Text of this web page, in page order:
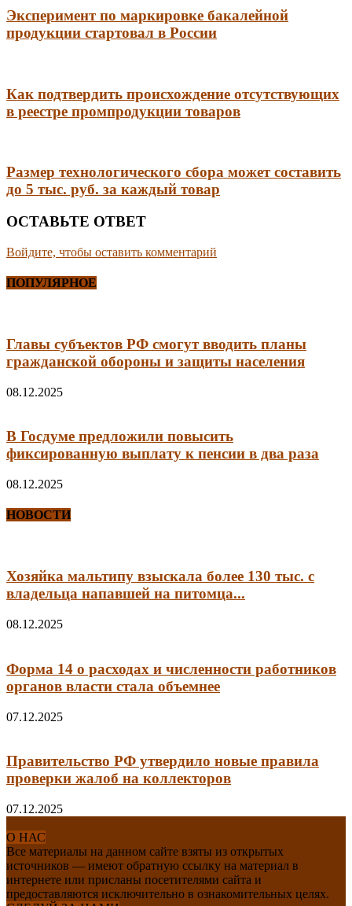
Эксперимент по маркировке бакалейной
продукции стартовал в России
Как подтвердить происхождение отсутствующих
в реестре промпродукции товаров
Размер технологического сбора может составить
до 5 тыс. руб. за каждый товар
ОСТАВЬТЕ ОТВЕТ
Войдите, чтобы оставить комментарий
ПОПУЛЯРНОЕ
Главы субъектов РФ смогут вводить планы
гражданской обороны и защиты населения
08.12.2025
В Госдуме предложили повысить
фиксированную выплату к пенсии в два раза
08.12.2025
НОВОСТИ
Хозяйка мальтипу взыскала более 130 тыс. с
владельца напавшей на питомца...
08.12.2025
Форма 14 о расходах и численности работников
органов власти стала объемнее
07.12.2025
Правительство РФ утвердило новые правила
проверки жалоб на коллекторов
07.12.2025
О НАС
Все материалы на данном сайте взяты из открытых
источников — имеют обратную ссылку на материал в
интернете или присланы посетителями сайта и
предоставляются исключительно в ознакомительных целях.